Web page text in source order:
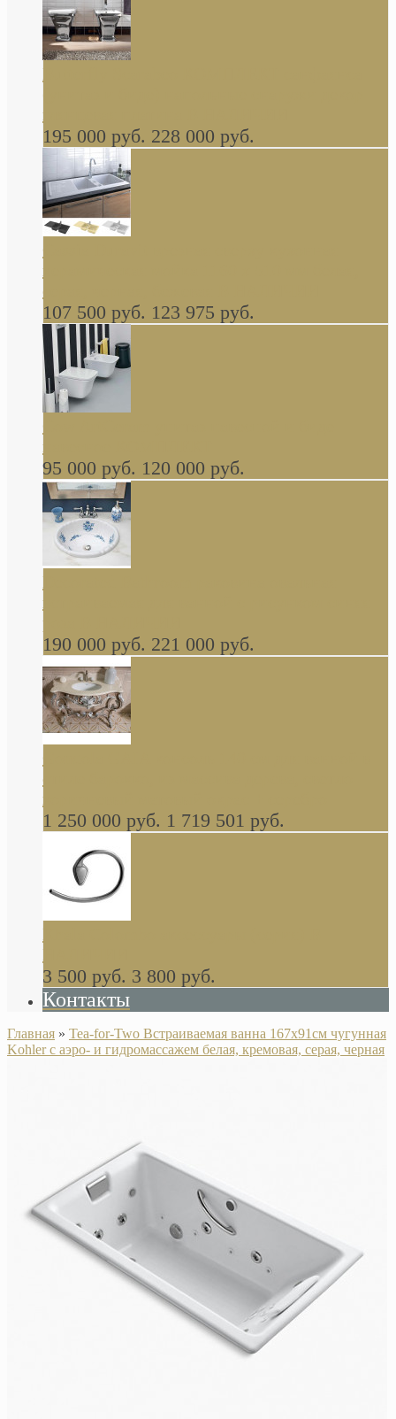
Butterfly Scarabeo КОМПЛЕКТ санфаянса
глянцевая платина В НАЛИЧИИ
195 000 руб. 228 000 руб.
керамическая мойка 1160 x 510 мм белая,
серая, черная, бежевая В НАЛИЧИИ
107 500 руб. 123 975 руб.
навесное КОМПЛЕКТ
95 000 руб. 120 000 руб.
Decorated Bathroom раковина овальная
встраиваемая для ванной с рисунком синяя
роза В НАЛИЧИИ
190 000 руб. 221 000 руб.
стиле барокко, из массива дерева, светло
коричневый матовый окрас + серебро
1 250 000 руб. 1 719 501 руб.
Khala Colombo аксессуары (серия) В
НАЛИЧИИ
3 500 руб. 3 800 руб.
Контакты
Главная » Tea-for-Two Встраиваемая ванна 167х91см чугунная
Kohler с аэро- и гидромассажем белая, кремовая, серая, черная